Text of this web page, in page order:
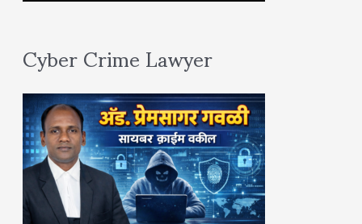
Cyber Crime Lawyer